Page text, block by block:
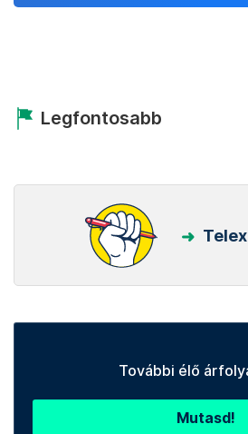
Legfontosabb
További élő
Mutasd!